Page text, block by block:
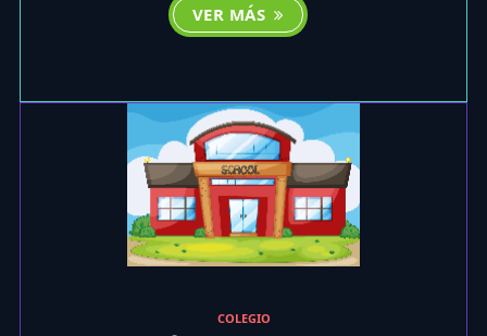
VER MÁS
COLEGIO